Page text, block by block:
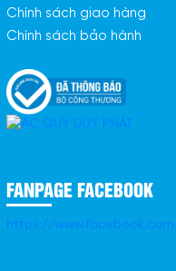
Chính sách giao hàng
Chính sách bảo hành
FANPAGE FACEBOOK
https://